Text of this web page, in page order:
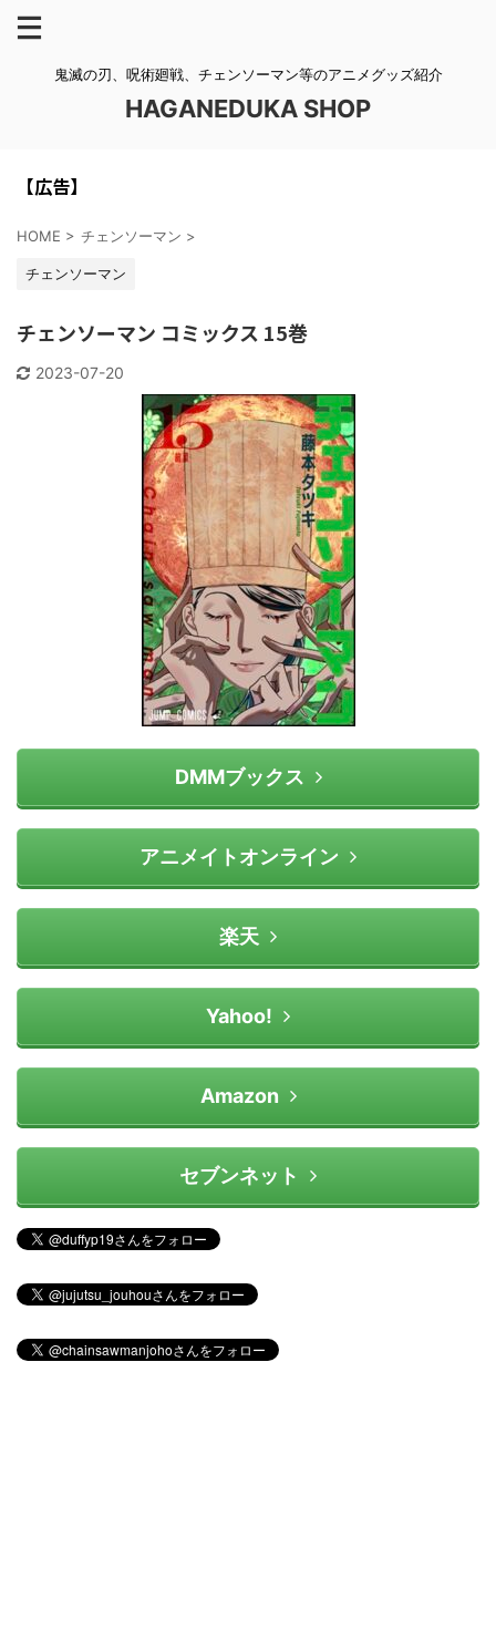
鬼滅の刃、呪術廻戦、チェンソーマン等のアニメグッズ紹介
HAGANEDUKA SHOP
【広告】
HOME > チェンソーマン >
チェンソーマン
チェンソーマン コミックス 15巻
2023-07-20
DMMブックス
アニメイトオンライン
楽天
Yahoo!
Amazon
セブンネット